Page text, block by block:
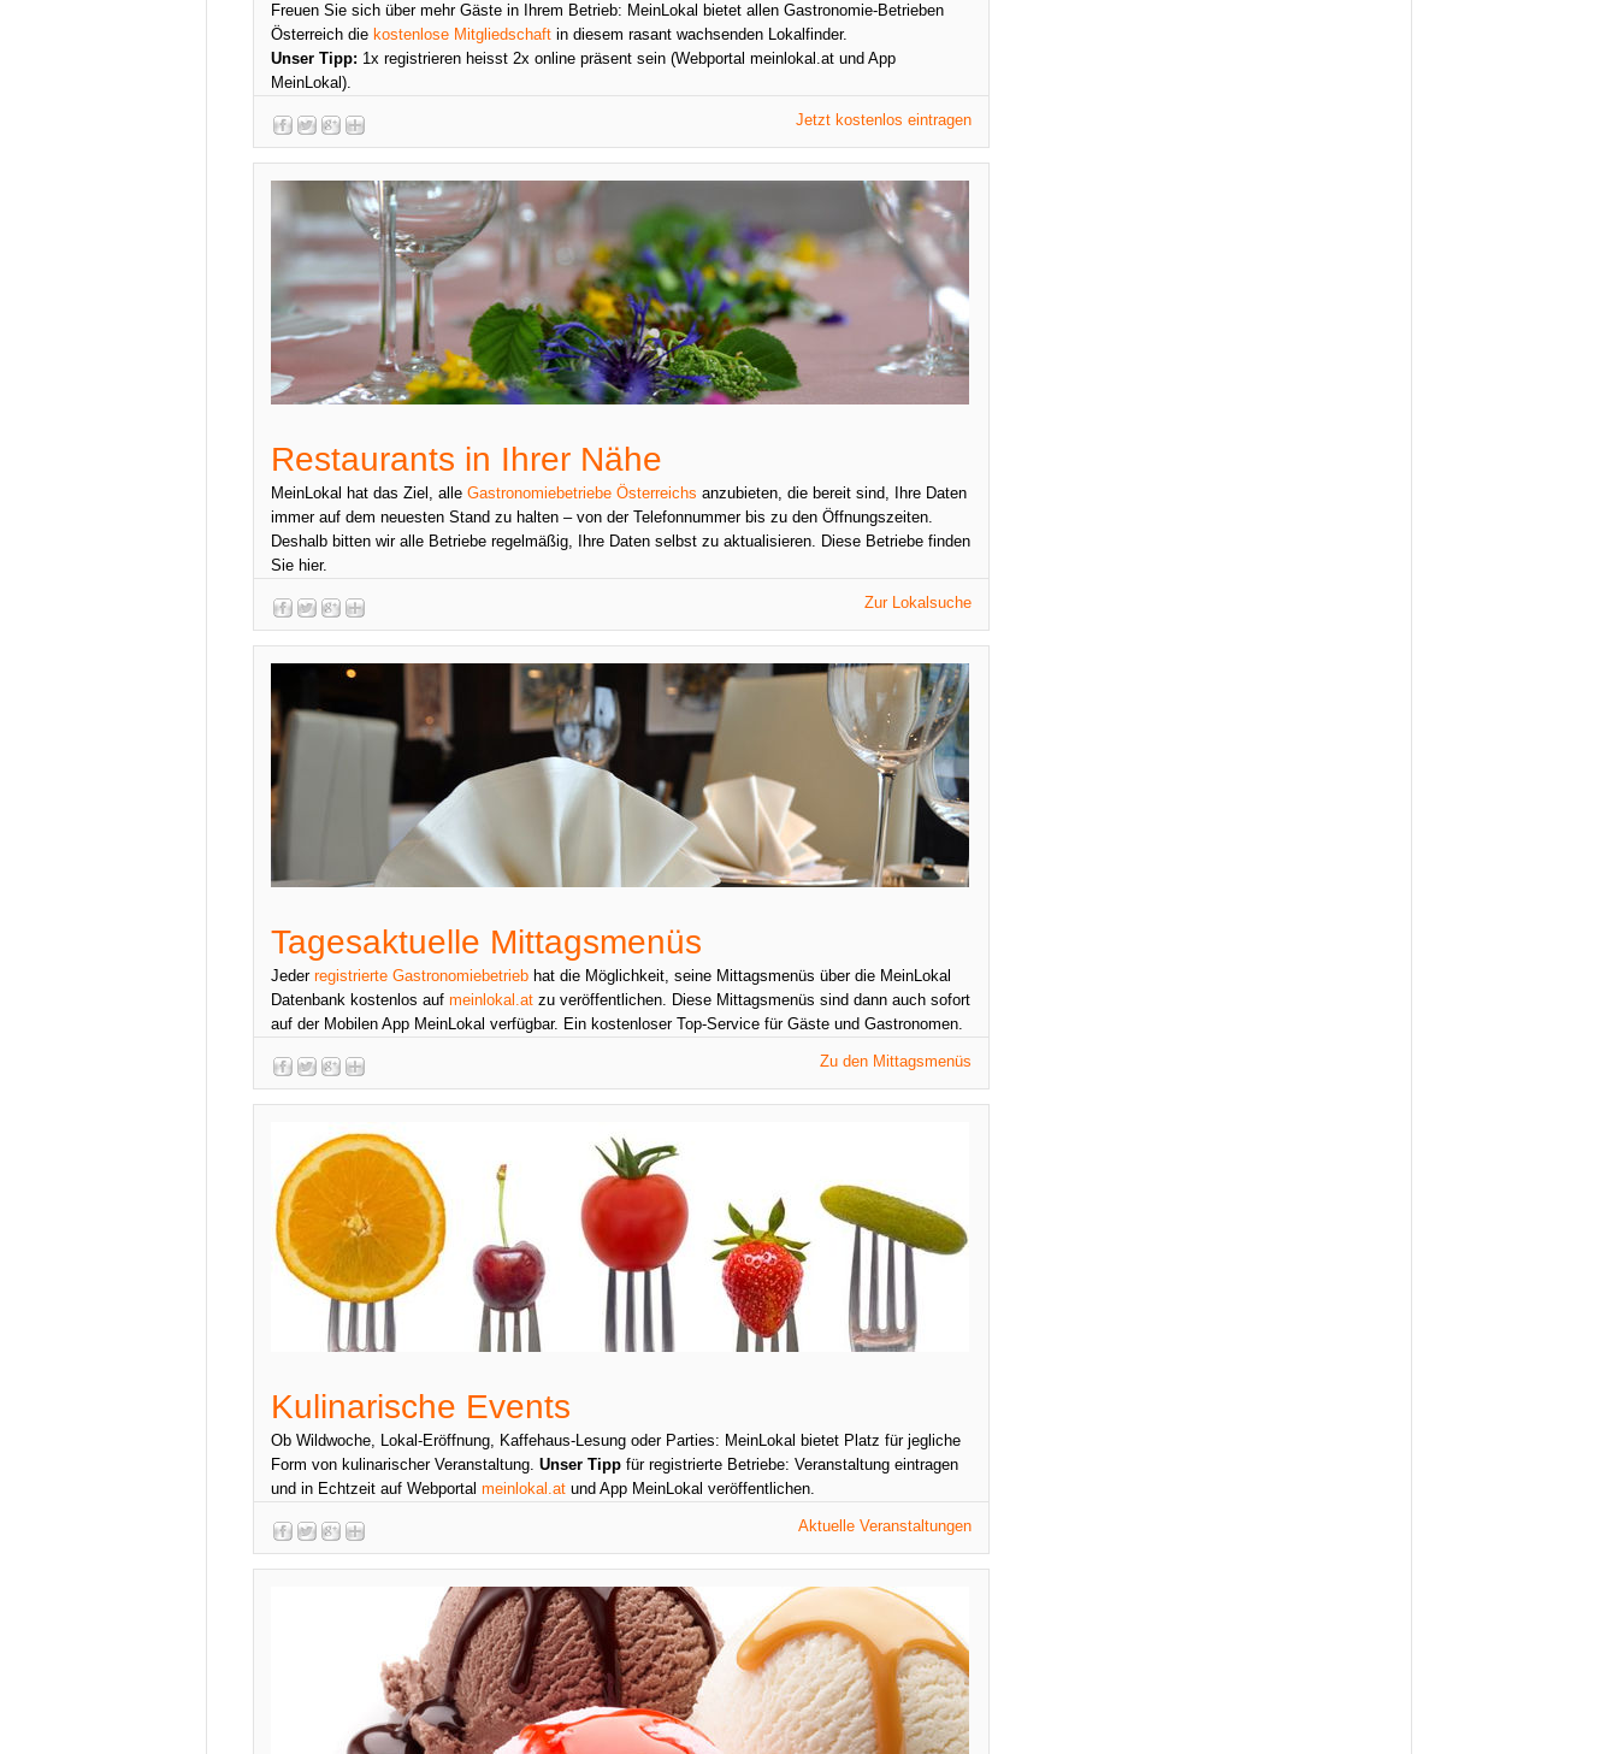
Freuen Sie sich über mehr Gäste in Ihrem Betrieb: MeinLokal bietet allen Gastronomie-Betrieben
Österreich die kostenlose Mitgliedschaft in diesem rasant wachsenden Lokalfinder.
Unser Tipp: 1x registrieren heisst 2x online präsent sein (Webportal meinlokal.at und App
MeinLokal).
Jetzt kostenlos eintragen
Restaurants in Ihrer Nähe
MeinLokal hat das Ziel, alle Gastronomiebetriebe Österreichs anzubieten, die bereit sind, Ihre Daten
immer auf dem neuesten Stand zu halten – von der Telefonnummer bis zu den Öffnungszeiten.
Deshalb bitten wir alle Betriebe regelmäßig, Ihre Daten selbst zu aktualisieren. Diese Betriebe finden
Sie hier.
Zur Lokalsuche
Tagesaktuelle Mittagsmenüs
Jeder registrierte Gastronomiebetrieb hat die Möglichkeit, seine Mittagsmenüs über die MeinLokal
Datenbank kostenlos auf meinlokal.at zu veröffentlichen. Diese Mittagsmenüs sind dann auch sofort
auf der Mobilen App MeinLokal verfügbar. Ein kostenloser Top-Service für Gäste und Gastronomen.
Zu den Mittagsmenüs
Kulinarische Events
Ob Wildwoche, Lokal-Eröffnung, Kaffehaus-Lesung oder Parties: MeinLokal bietet Platz für jegliche
Form von kulinarischer Veranstaltung. Unser Tipp für registrierte Betriebe: Veranstaltung eintragen
und in Echtzeit auf Webportal meinlokal.at und App MeinLokal veröffentlichen.
Aktuelle Veranstaltungen